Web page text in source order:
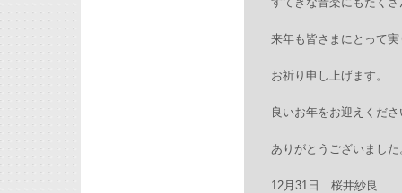
来年も皆さまにとって
お祈り申し上げます。
良いお年をお迎えくだ
ありがとうございました
12月31日 桜井紗良